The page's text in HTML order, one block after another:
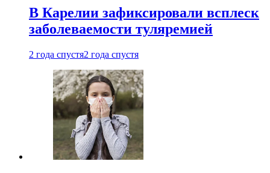
В Карелии зафиксировали всплеск
заболеваемости туляремией
2 года спустя2 года спустя